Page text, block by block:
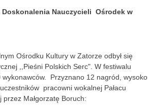
Doskonalenia Nauczycieli Ośrodek w
Ośrodku Kultury w Zatorze odbył się
,,Pieśni Polskich Serc". W festiwalu
wykonawców. Przyznano 12 nagród, wysoko
pracowni wokalnej Pałacu
przez Małgorzatę Boruch: